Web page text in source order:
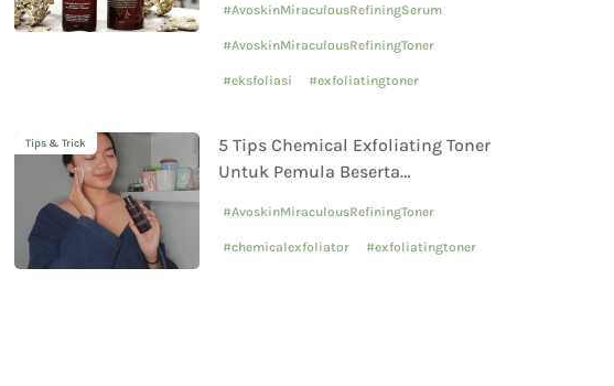
#AvoskinMiraculousRefiningSerum
#AvoskinMiraculousRefiningToner
#eksfoliasi #exfoliatingtoner
Tips & Trick
5 Tips Chemical Exfoliating Toner
Untuk Pemula Beserta
#AvoskinMiraculousRefiningToner
#chemicalexfoliator #exfoliatingtoner